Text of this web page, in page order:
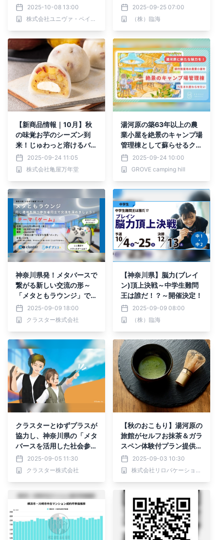
ービス開始、マリンレジャ
ーなど「旅の体験」をお礼
の品に
2025-10-08 13:00
株式会社ユニヴァ・ペイキャスト
会」を開催！
2025-09-25 07:00
（株）臨海
【新商品情報｜10月】秋
の味覚お芋のシーズン到
来！じゅわっと溶けるバタ
ーが3種類のさつまいもを
引き立てる『濃厚バターお
芋大福』10月限定販売
2025-09-24 11:05
株式会社亀屋万年堂
湯河原の築63年以上の農
業小屋を絶景のキャンプ場
管理棟として蘇らせるクラ
ウドファンディング｜耕作
放棄地から生まれ変わる新
たな交流拠点へ
2025-09-24 10:00
GROVE camping hill
神奈川県発！メタバースで
繋がる新しい交流の形～
「メタともラウンジ」で新
たな出会いと発見を提供～
2025-09-09 18:00
クラスター株式会社
【神奈川県】脳力(ブレイ
ン)頂上決戦～中学生難問
王は誰だ！？～開催決定！
2025-09-09 08:00
（株）臨海
クラスターとゆずプラスが
協力し、神奈川県の「メタ
バースを活用した社会参加
支援等事業」を開始！「神
奈川“つながり発見”パー
ク」本日9月5日よりオー
2025-09-05 11:30
クラスター株式会社
【秋のおこもり】湯河原の
旅館がセルフお抹茶＆ガラ
スペン体験付プラン提供開
始｜2025年10月1日～
2025-09-03 10:30
株式会社リロバケーションズ